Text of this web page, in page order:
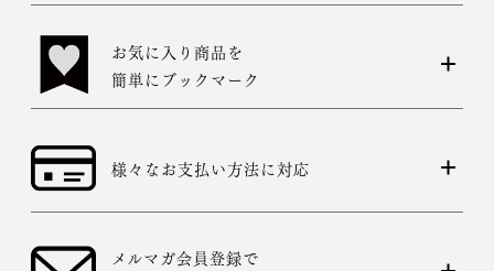
お気に入り商品を
簡単にブックマーク
様々なお支払い方法に対応
メルマガ会員登録で